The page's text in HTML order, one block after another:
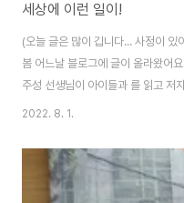
세상에 이런 일이!
(오늘 글은 많이 깁니다... 사정이
봄 어느날 블로그에 글이 올라왔어
주성 선생님이 아이들과 를 읽고 저
려갈게요!"하고 학교로 갔습니다. 저
나를 찐따라고 놀리던 친구들이 깜
살았는데, 나이 50이 넘어 남의 학
데, 어라? 플래카드에 이름이 잘못
2022. 8. 1.